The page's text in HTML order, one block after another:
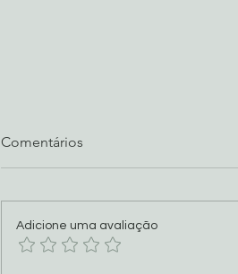
Comentários
Adicione uma avaliação